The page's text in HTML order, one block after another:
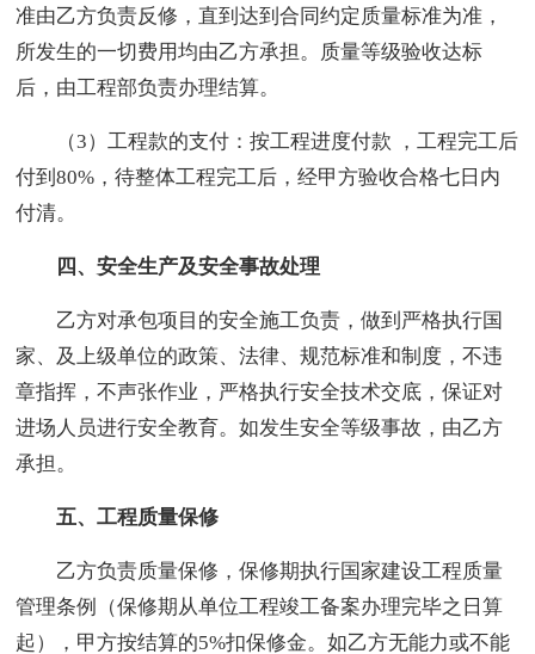
准由乙方负责反修，直到达到合同约定质量标准为准，
所发生的一切费用均由乙方承担。质量等级验收达标
后，由工程部负责办理结算。
（3）工程款的支付：按工程进度付款 ，工程完工后
付到80%，待整体工程完工后，经甲方验收合格七日内
付清。
四、安全生产及安全事故处理
乙方对承包项目的安全施工负责，做到严格执行国
家、及上级单位的政策、法律、规范标准和制度，不违
章指挥，不声张作业，严格执行安全技术交底，保证对
进场人员进行安全教育。如发生安全等级事故，由乙方
承担。
五、工程质量保修
乙方负责质量保修，保修期执行国家建设工程质量
管理条例（保修期从单位工程竣工备案办理完毕之日算
起），甲方按结算的5%扣保修金。如乙方无能力或不能